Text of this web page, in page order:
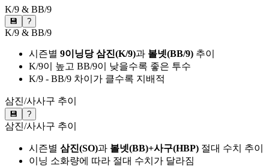
K/9 & BB/9
💾 ?
K/9 & BB/9
시즌별 9이닝당 삼진(K/9)과 볼넷(BB/9) 추이
K/9이 높고 BB/9이 낮을수록 좋은 투수
K/9 - BB/9 차이가 클수록 지배적
삼진/사사구 추이
💾 ?
삼진/사사구 추이
시즌별 삼진(SO)과 볼넷(BB)+사구(HBP) 절대 수치 추이
이닝 소화량에 따라 절대 수치가 달라짐